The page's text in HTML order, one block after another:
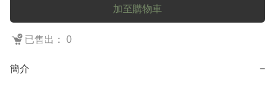
加至購物車
已售出： 0
簡介 −